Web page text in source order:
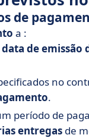
de
a :
data de emissão
no
.
período de
entregas de